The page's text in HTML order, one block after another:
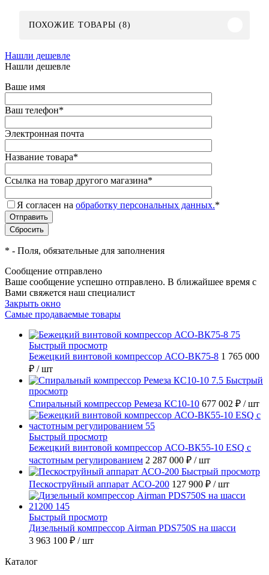
ПОХОЖИЕ ТОВАРЫ (8)
Нашли дешевле
Нашли дешевле
Ваше имя
Ваш телефон*
Электронная почта
Название товара*
Ссылка на товар другого магазина*
Я согласен на обработку персональных данных.*
* - Поля, обязательные для заполнения
Сообщение отправлено
Ваше сообщение успешно отправлено. В ближайшее время с
Вами свяжется наш специалист
Закрыть окно
Самые продаваемые товары
Быстрый просмотр
Бежецкий винтовой компрессор АСО-ВК75-8 1 765 000
₽ / шт
Быстрый
просмотр
Спиральный компрессор Ремеза КС10-10 677 002 ₽ / шт
Быстрый просмотр
Бежецкий винтовой компрессор АСО-ВК55-10 ESQ с
частотным регулированием 2 287 000 ₽ / шт
Быстрый просмотр
Пескоструйный аппарат АСО-200 127 900 ₽ / шт
Быстрый просмотр
Дизельный компрессор Airman PDS750S на шасси
3 963 100 ₽ / шт
Каталог